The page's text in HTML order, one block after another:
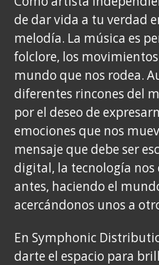
de dar vida a tu verdad
melodía. La música es
folclore, los
mundo que nos rodea.
diferentes rincones del
por el deseo de
emociones que nos
mensaje que debe ser
digital, la tecnología nos
antes, haciendo el
acercándonos unos a
En Symphonic
darte el espacio para